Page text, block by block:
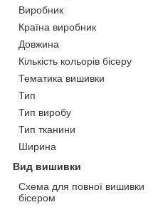
Виробник
Країна виробник
Довжина
Кількість кольорів бісеру
Тематика вишивки
Тип
Тип виробу
Тип тканини
Ширина
Вид вишивки
Схема для повної вишивки
бісером